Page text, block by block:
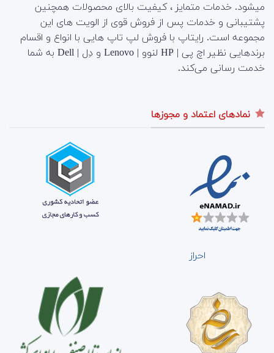
میشود. خدمات متمایز ، کیفیت بالای محصولات همچنین
پشتیبانی و خدمات پس از فروش قوی از الویت های این
مجموعه است. رایتاپ با فروش لپ تاپ هایی با انواع و اقسام
برندهایی نظیر اچ پی | HP لنوو | Lenovo و دِل | Dell به شما
خدمت رسانی می‌کند.
نمادهای اعتماد و مجوزها
احراز